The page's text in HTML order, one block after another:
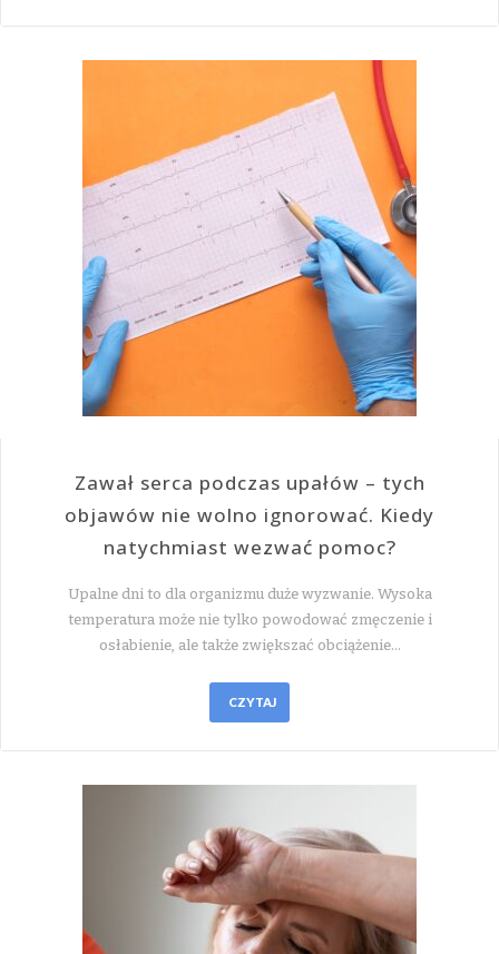
Zawał serca podczas upałów – tych
objawów nie wolno ignorować. Kiedy
natychmiast wezwać pomoc?
Upalne dni to dla organizmu duże wyzwanie. Wysoka
temperatura może nie tylko powodować zmęczenie i
osłabienie, ale także zwiększać obciążenie…
CZYTAJ